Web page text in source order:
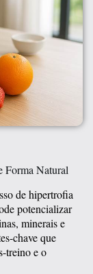
Forma Natural
de hipertrofia
potencializar
minerais e
chave que
treino e o